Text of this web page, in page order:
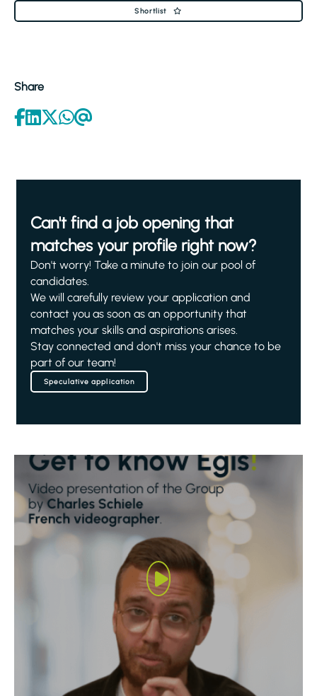
Shortlist
Share
Can't find a job opening that
matches your profile right now?
Don't worry! Take a minute to join our pool of
candidates.
We will carefully review your application and
contact you as soon as an opportunity that
matches your skills and aspirations arises.
Stay connected and don't miss your chance to be
part of our team!
Speculative application